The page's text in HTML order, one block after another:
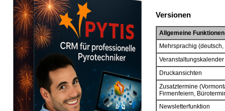
Versionen
Allgemeine Funktionen
Mehrsprachig
Veranstaltungskalender
Druckansichten
Zusatztermine
Firmenfeiern,
Newsletterfunktion